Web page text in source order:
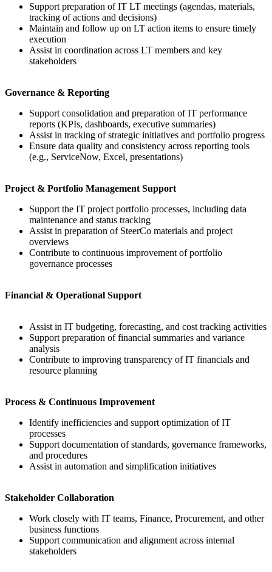
Support preparation of IT LT meetings (agendas, materials,
tracking of actions and decisions)
Maintain and follow up on LT action items to ensure timely
execution
Assist in coordination across LT members and key
stakeholders
Governance & Reporting
Support consolidation and preparation of IT performance
reports (KPIs, dashboards, executive summaries)
Assist in tracking of strategic initiatives and portfolio progress
Ensure data quality and consistency across reporting tools
(e.g., ServiceNow, Excel, presentations)
Project & Portfolio Management Support
Support the IT project portfolio processes, including data
maintenance and status tracking
Assist in preparation of SteerCo materials and project
overviews
Contribute to continuous improvement of portfolio
governance processes
Financial & Operational Support
Assist in IT budgeting, forecasting, and cost tracking activities
Support preparation of financial summaries and variance
analysis
Contribute to improving transparency of IT financials and
resource planning
Process & Continuous Improvement
Identify inefficiencies and support optimization of IT
processes
Support documentation of standards, governance frameworks,
and procedures
Assist in automation and simplification initiatives
Stakeholder Collaboration
Work closely with IT teams, Finance, Procurement, and other
business functions
Support communication and alignment across internal
stakeholders